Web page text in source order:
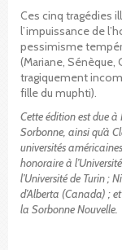
Ces cinq tragédies
l’impuissance de
pessimisme
(Mariane, Sénèque,
tragiquement
fille du muphti).
Cette édition est due à
Sorbonne, ainsi qu’à
universités
honoraire à
l’Université de Turin ;
d’Alberta (Canada) ;
la Sorbonne Nouvelle.